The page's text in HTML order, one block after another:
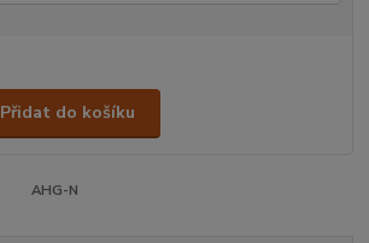
Přidat do košíku
AHG-N